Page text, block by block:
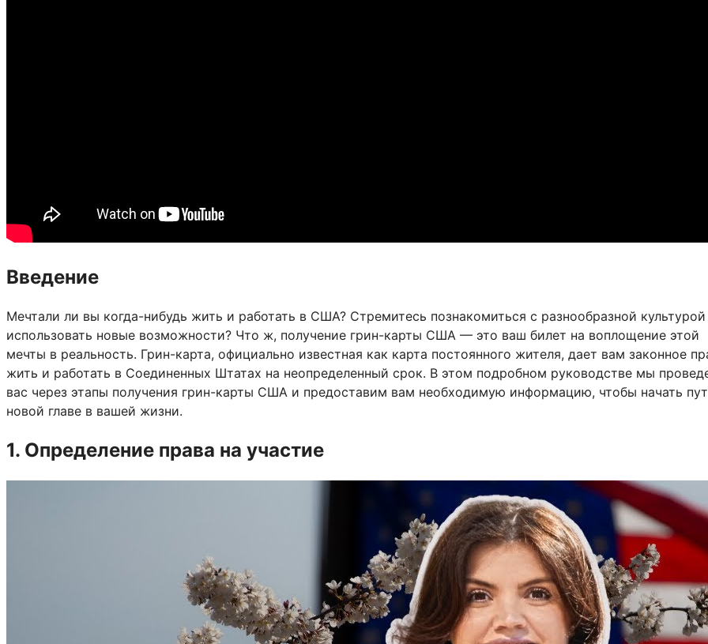
Введение
Мечтали ли вы когда-нибудь жить и работать в США? Стремитесь познакомиться с разнообразной
использовать новые возможности? Что ж, получение грин-карты США — это ваш билет на воплощение этой
мечты в реальность. Грин-карта, официально известная как карта постоянного жителя, дает вам законное
жить и работать в Соединенных Штатах на неопределенный срок. В этом подробном руководстве мы
вас через этапы получения грин-карты США и предоставим вам необходимую информацию, чтобы начать
новой главе в вашей жизни.
1. Определение права на участие